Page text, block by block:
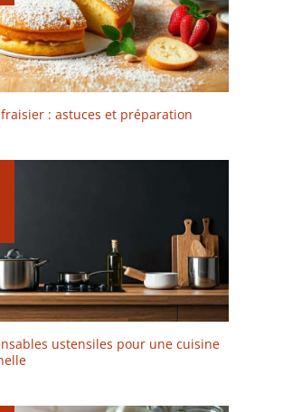
: astuces et préparation
ustensiles pour une cuisine